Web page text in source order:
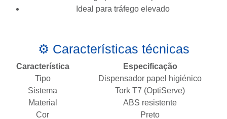
Ideal para tráfego elevado
⚙️ Características técnicas
Característica
Especificação
Tipo
Dispensador papel higiénico
Sistema
Tork T7 (OptiServe)
Material
ABS resistente
Cor
Preto